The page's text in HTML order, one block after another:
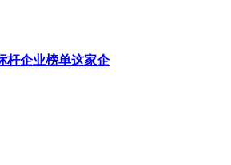
杆企业榜单这家企